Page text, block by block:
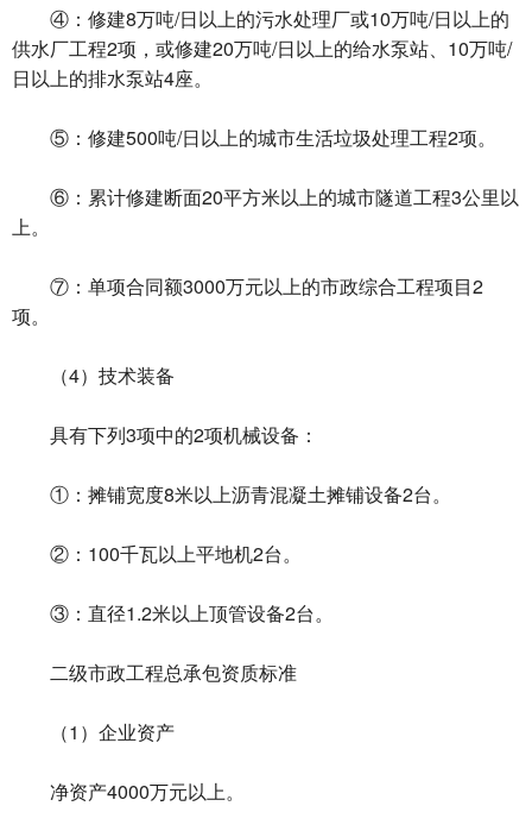
④：修建8万吨/日以上的污水处理厂或10万吨/日以上的
供水厂工程2项，或修建20万吨/日以上的给水泵站、10万吨/
日以上的排水泵站4座。
⑤：修建500吨/日以上的城市生活垃圾处理工程2项。
⑥：累计修建断面20平方米以上的城市隧道工程3公里以
上。
⑦：单项合同额3000万元以上的市政综合工程项目2
项。
（4）技术装备
具有下列3项中的2项机械设备：
①：摊铺宽度8米以上沥青混凝土摊铺设备2台。
②：100千瓦以上平地机2台。
③：直径1.2米以上顶管设备2台。
二级市政工程总承包资质标准
（1）企业资产
净资产4000万元以上。